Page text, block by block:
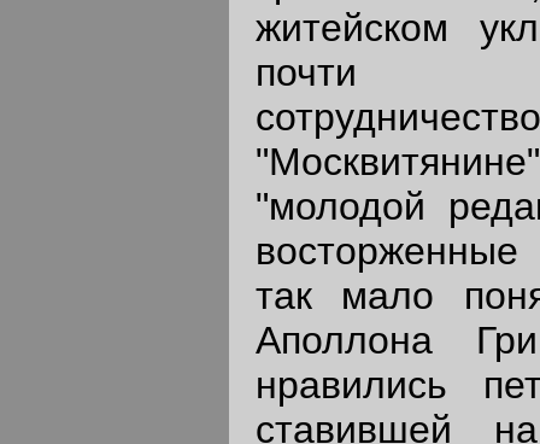
житейском
почти
"молодой
так мало
Аполлона
нравились
ставившей